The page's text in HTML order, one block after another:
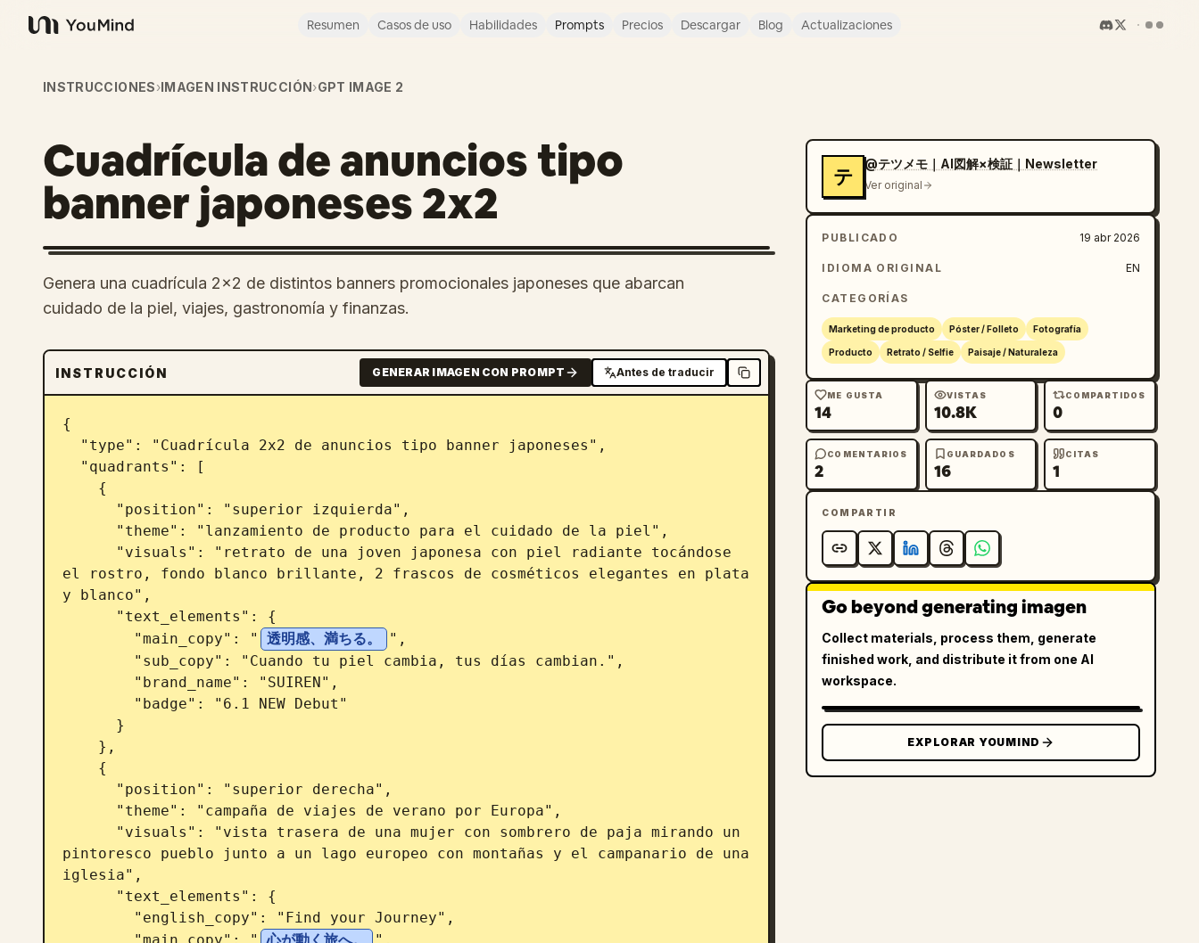
YouMind
Resumen Casos de uso Habilidades Prompts Precios Descargar Blog Actualizaciones
INSTRUCCIONES›IMAGEN INSTRUCCIÓN›GPT IMAGE 2
Cuadrícula de anuncios tipo
banner japoneses 2x2
Genera una cuadrícula 2x2 de distintos banners promocionales japoneses que abarcan
cuidado de la piel, viajes, gastronomía y finanzas.
INSTRUCCIÓN GENERAR IMAGEN CON PROMPT Antes de traducir
{
el rostro, fondo blanco brillante, 2 frascos de cosméticos elegantes en plata
y blanco",
        "main_copy": "
透明感、満ちる。
",
pintoresco pueblo junto a un lago europeo con montañas y el campanario de una
iglesia",
テ
@テツメモ｜AI図解×検証｜Newsletter
Ver original
PUBLICADO 19 abr 2026
IDIOMA ORIGINAL EN
CATEGORÍAS
Marketing de producto Póster / Folleto Fotografía
Producto Retrato / Selfie Paisaje / Naturaleza
ME GUSTA
14
VISTAS
10.8K
COMPARTIDOS
0
COMENTARIOS
2
GUARDADOS
16
CITAS
1
COMPARTIR
Go beyond generating imagen
Collect materials, process them, generate
finished work, and distribute it from one AI
workspace.
EXPLORAR YOUMIND